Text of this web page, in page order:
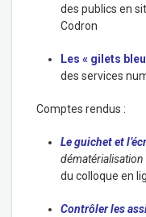
des publics en
Codron
Les « gilets
des services
Comptes rendus :
Le guichet et
du colloque en
Contrôler les